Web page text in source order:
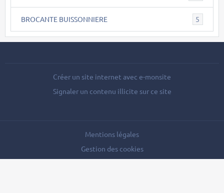
BROCANTE BUISSONNIERE 5
Créer un site internet avec e-monsite
Signaler un contenu illicite sur ce site
Mentions légales
Gestion des cookies